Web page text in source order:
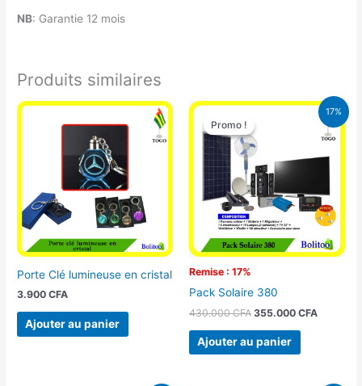
NB: Garantie 12 mois
Produits similaires
Porte Clé lumineuse en cristal
3.900CFA
Ajouter au panier
17%
Promo !
Remise : 17%
Promo !
Pack Solaire 380
430.000CFA
Le
initial
était :
430.000 CFA.
355.000 CFA
Le
prix
actuel
est :
355.000
Ajouter au panier